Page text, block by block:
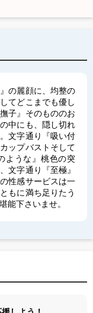
の麗顔に、均整の
てどこまでも優し
子』そのもののお
中にも、隠し切れ
文字通り『吸い付
ップバストそして
ような』桃色の突
文字通り『至極』
性感サービスは一
もに満ち足りたう
能下さいませ。